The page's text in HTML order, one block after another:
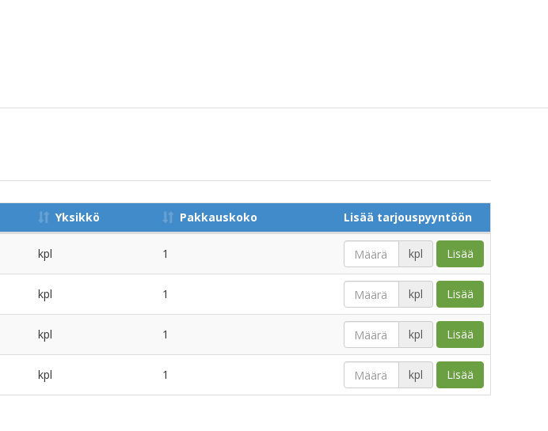
Yksikkö Pakkauskoko Lisää tarjouspyyntöön
kpl 1 kpl Lisää
kpl 1 kpl Lisää
kpl 1 kpl Lisää
kpl 1 kpl Lisää